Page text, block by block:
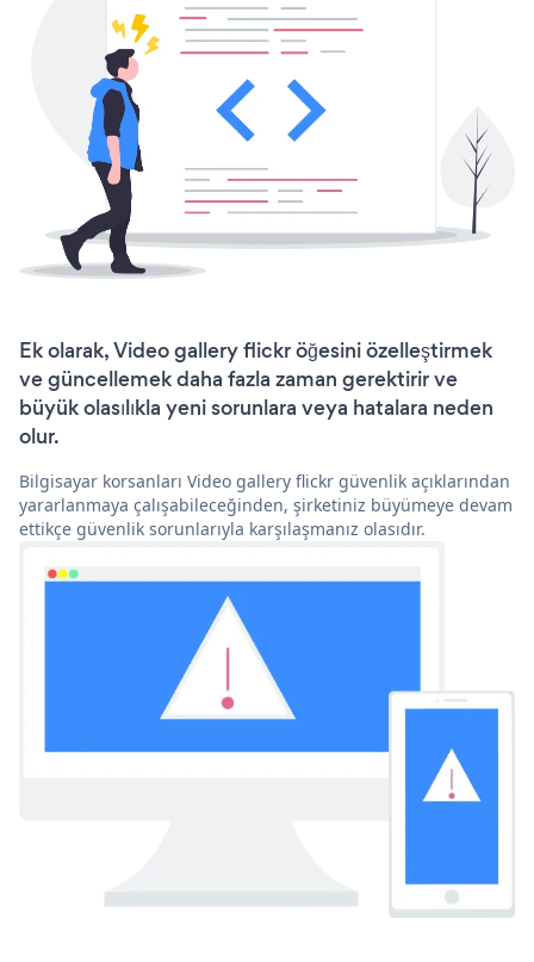
Ek olarak, Video gallery flickr öğesini özelleştirmek
ve güncellemek daha fazla zaman gerektirir ve
büyük olasılıkla yeni sorunlara veya hatalara neden
olur.
Bilgisayar korsanları Video gallery flickr güvenlik açıklarından
yararlanmaya çalışabileceğinden, şirketiniz büyümeye devam
ettikçe güvenlik sorunlarıyla karşılaşmanız olasıdır.